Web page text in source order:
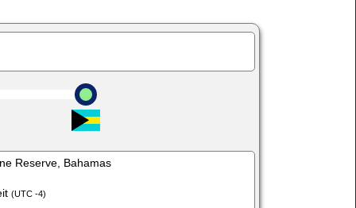
Reserve, Bahamas
(UTC -4)